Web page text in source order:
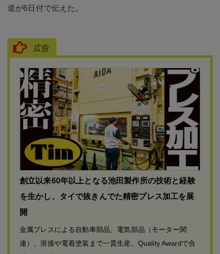
道が6日付で伝えた。
広告
創立以来60年以上となる池田製作所の技術と経験
を生かし、タイで抜きんでた精密プレス加工を展
開
金属プレスによる自動車部品、電気部品（モーター関
連）、溶接や電着塗装まで一貫生産。Quality Awardで合